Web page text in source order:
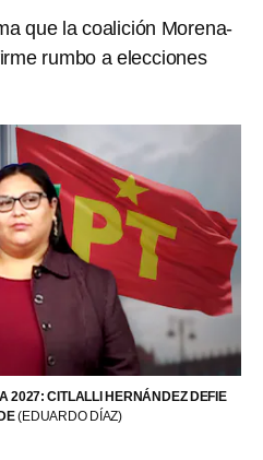
que la coalición Morena-
rumbo a elecciones
2027: CITLALLI HERNÁNDEZ DEFIE
(EDUARDO DÍAZ)